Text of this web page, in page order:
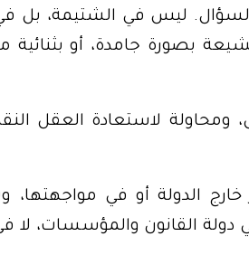
ليس في الشتيمة، بل في
بصورة جامدة، أو بثنائية
ومحاولة لاستعادة العقل
الدولة أو في مواجهتها،
دولة القانون والمؤسسات، لا